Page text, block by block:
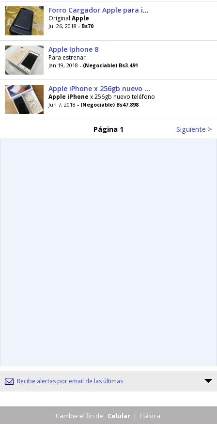
Forro Cargador Apple para iPhone 7
Original Apple
Jul 26, 2018 - Bs70
Apple Iphone 8
Para estrenar
Jan 19, 2018 - (Negociable) Bs3.491
Apple iPhone x 256gb nuevo teléfono
Apple iPhone x 256gb nuevo teléfono
Jun 7, 2018 - (Negociable) Bs47.898
Página 1 Siguiente >
Recibe alertas por email de las últimas
Cambie el fin de: Celular | Clásica